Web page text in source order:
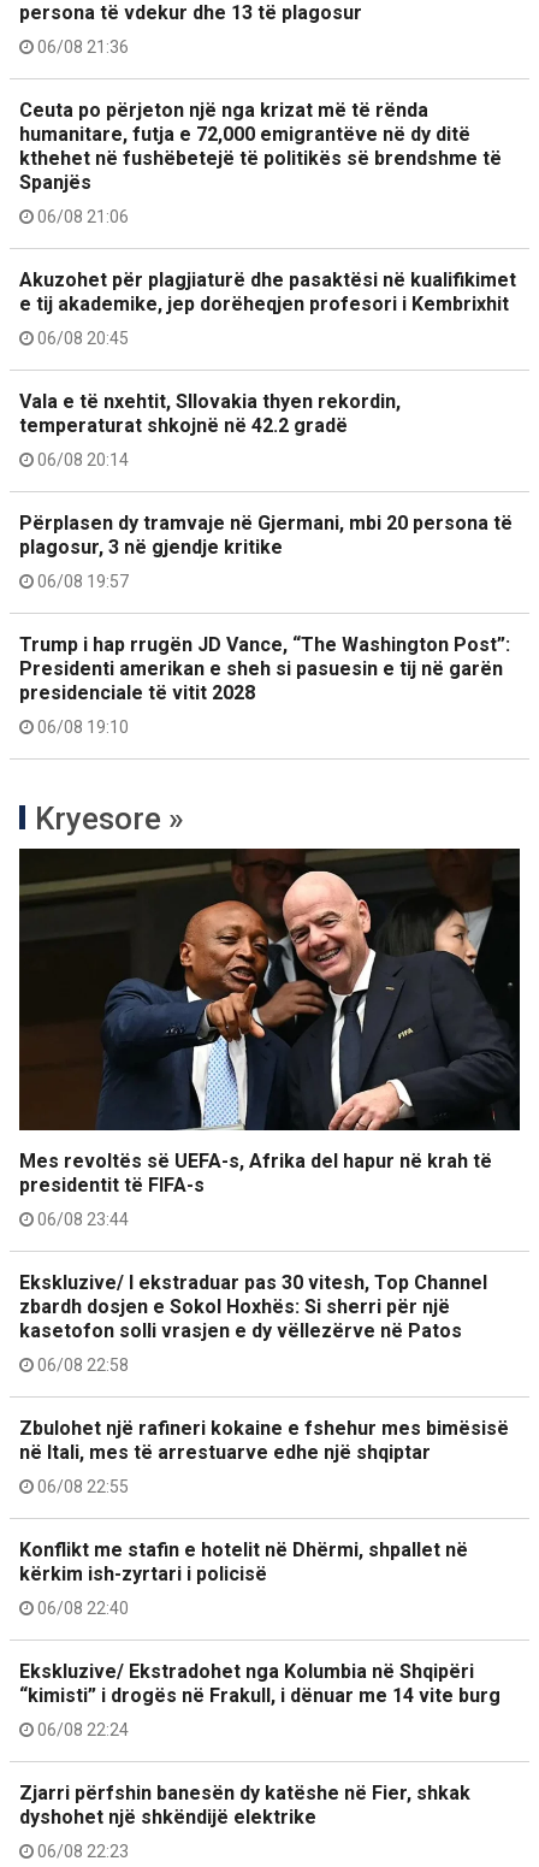
persona të vdekur dhe 13 të plagosur
06/08 21:36
Ceuta po përjeton një nga krizat më të rënda
humanitare, futja e 72,000 emigrantëve në dy ditë
kthehet në fushëbetejë të politikës së brendshme të
Spanjës
06/08 21:06
Akuzohet për plagjiaturë dhe pasaktësi në kualifikimet
e tij akademike, jep dorëheqjen profesori i Kembrixhit
06/08 20:45
Vala e të nxehtit, Sllovakia thyen rekordin,
temperaturat shkojnë në 42.2 gradë
06/08 20:14
Përplasen dy tramvaje në Gjermani, mbi 20 persona të
plagosur, 3 në gjendje kritike
06/08 19:57
Trump i hap rrugën JD Vance, “The Washington Post”:
Presidenti amerikan e sheh si pasuesin e tij në garën
presidenciale të vitit 2028
06/08 19:10
Kryesore »
Mes revoltës së UEFA-s, Afrika del hapur në krah të
presidentit të FIFA-s
06/08 23:44
Ekskluzive/ I ekstraduar pas 30 vitesh, Top Channel
zbardh dosjen e Sokol Hoxhës: Si sherri për një
kasetofon solli vrasjen e dy vëllezërve në Patos
06/08 22:58
Zbulohet një rafineri kokaine e fshehur mes bimësisë
në Itali, mes të arrestuarve edhe një shqiptar
06/08 22:55
Konflikt me stafin e hotelit në Dhërmi, shpallet në
kërkim ish-zyrtari i policisë
06/08 22:40
Ekskluzive/ Ekstradohet nga Kolumbia në Shqipëri
“kimisti” i drogës në Frakull, i dënuar me 14 vite burg
06/08 22:24
Zjarri përfshin banesën dy katëshe në Fier, shkak
dyshohet një shkëndijë elektrike
06/08 22:23